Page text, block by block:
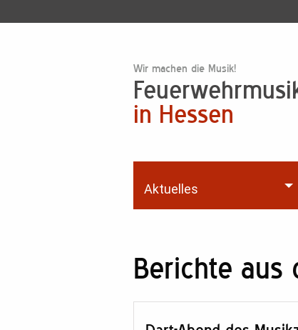
Wir machen die Musik!
in Hessen
Aktuelles
Berichte aus